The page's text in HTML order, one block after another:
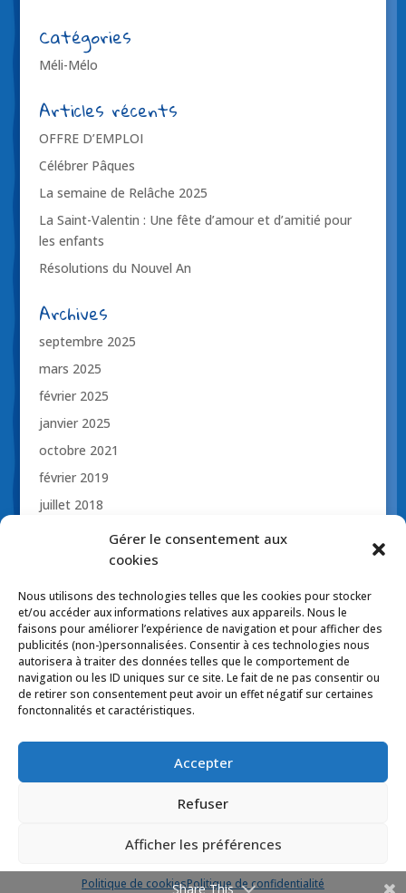
Gérer le consentement aux
cookies
Nous utilisons des technologies telles que les cookies pour stocker
et/ou accéder aux informations relatives aux appareils. Nous le
faisons pour améliorer l’expérience de navigation et pour afficher des
publicités (non-)personnalisées. Consentir à ces technologies nous
autorisera à traiter des données telles que le comportement de
navigation ou les ID uniques sur ce site. Le fait de ne pas consentir ou
de retirer son consentement peut avoir un effet négatif sur certaines
fonctonnalités et caractéristiques.
Accepter
Refuser
Afficher les préférences
Politique de cookiesPolitique de confidentialité
Catégories
Méli-Mélo
Articles récents
OFFRE D’EMPLOI
Célébrer Pâques
La semaine de Relâche 2025
La Saint-Valentin : Une fête d’amour et d’amitié pour
les enfants
Résolutions du Nouvel An
Archives
septembre 2025
mars 2025
février 2025
janvier 2025
octobre 2021
février 2019
juillet 2018
novembre 2017
octobre 2017
mars 2017
Politique de confidentialité
Politique de cookies (CA)
Politiques d’expédition
Politique de retour
Politique de coupon-rabais
Erreurs de prix et/ou typographies
Web et hébergement :Apéro design
Share This